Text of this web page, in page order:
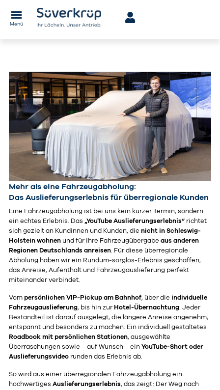
Menü
Mehr als eine Fahrzeugabholung:
Das Auslieferungserlebnis für überregionale Kunden
Eine Fahrzeugabholung ist bei uns kein kurzer Termin, sondern
ein echtes Erlebnis. Das „YouTube Auslieferungserlebnis“ richtet
sich gezielt an Kundinnen und Kunden, die nicht in Schleswig-
Holstein wohnen und für ihre Fahrzeugübergabe aus anderen
Regionen Deutschlands anreisen . Für diese überregionale
Abholung haben wir ein Rundum-sorglos-Erlebnis geschaffen,
das Anreise, Aufenthalt und Fahrzeugauslieferung perfekt
miteinander verbindet.
Vom persönlichen VIP-Pickup am Bahnhof, über die individuelle
Fahrzeugauslieferung, bis hin zur Hotel-Übernachtung: Jeder
Bestandteil ist darauf ausgelegt, die längere Anreise angenehm,
entspannt und besonders zu machen. Ein individuell gestaltetes
Roadbook mit persönlichen Stationen, ausgewählte
Überraschungen sowie – auf Wunsch – ein YouTube-Short oder
Auslieferungsvideo runden das Erlebnis ab.
So wird aus einer überregionalen Fahrzeugabholung ein
hochwertiges Auslieferungserlebnis, das zeigt: Der Weg nach